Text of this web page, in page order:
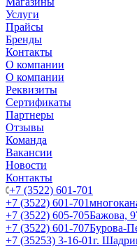
Услуги
Прайсы
Бренды
Контакты
О компании
О компании
Реквизиты
Сертификаты
Партнеры
Отзывы
Команда
Вакансии
Новости
Контакты
+7 (3522) 601-701
+7 (3522) 601-701
+7 (3522) 605-705Бажова,
+7 (3522) 601-707Бурова-
+7 (35253) 3-16-01г.